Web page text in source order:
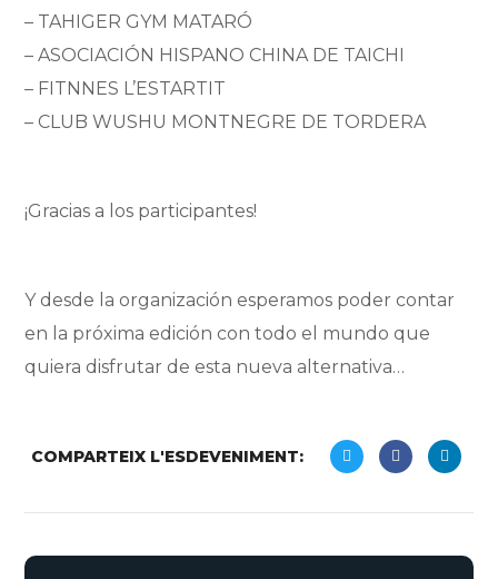
– TAHIGER GYM MATARÓ
– ASOCIACIÓN HISPANO CHINA DE TAICHI
– FITNNES L’ESTARTIT
– CLUB WUSHU MONTNEGRE DE TORDERA
¡Gracias a los participantes!
Y desde la organización esperamos poder contar
en la próxima edición con todo el mundo que
quiera disfrutar de esta nueva alternativa…
COMPARTEIX L'ESDEVENIMENT: